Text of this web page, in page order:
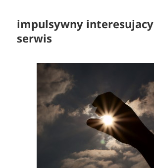
impulsywny interesujacy
serwis